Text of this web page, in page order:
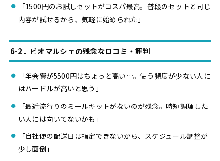
「1500円のお試しセットがコスパ最高。普段のセットと同じ
内容が試せるから、気軽に始められた」
6-2．ビオマルシェの残念な口コミ・評判
「年会費が5500円はちょっと高い…。使う頻度が少ない人に
はハードルが高いと思う」
「最近流行りのミールキットがないのが残念。時短調理した
い人には向いてないかも」
「自社便の配送日は指定できないから、スケジュール調整が
少し面倒」